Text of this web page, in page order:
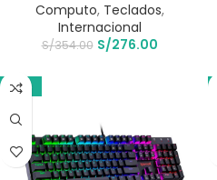
Computo, Teclados,
Internacional
S/354.00 S/276.00
-17%